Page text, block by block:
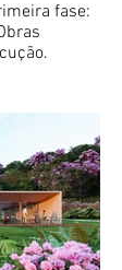
fase: